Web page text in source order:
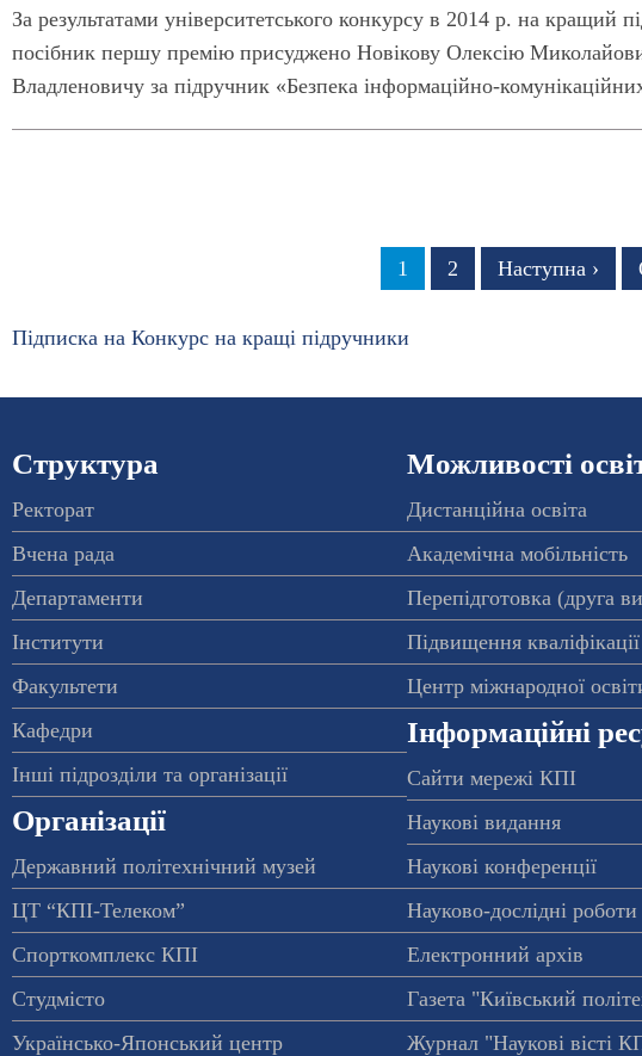
За результатами університетського конкурсу в 2014 р. на кращий
посібник першу премію присуджено Новікову Олексію
Владленовичу за підручник «Безпека інформаційно-
Сторінка
1 Сторінка
2
Наступна
Наступна ›
Підписка на Конкурс на кращі підручники
Структура
Ректорат
Вчена рада
Департаменти
Інститути
Факультети
Кафедри
Інші підрозділи та організації
Організації
Державний політехнічний музей
ЦТ “КПІ-Телеком”
Спорткомплекс КПІ
Студмісто
Українсько-Японський центр
Можливості
Дистанційна освіта
Академічна мобільність
Перепідготовка (друга
Підвищення кваліфікації
Центр міжнародної
Інформаційні
Сайти мережі КПІ
Наукові видання
Наукові конференції
Науково-дослідні роботи
Електронний архів
Газета "Київський
Журнал "Наукові вісті